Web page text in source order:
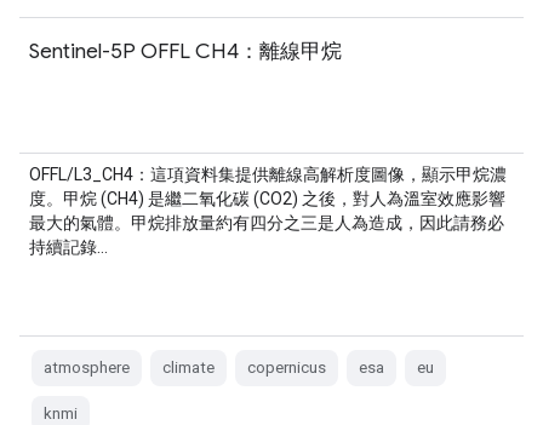
Sentinel-5P OFFL CH4：離線甲烷
OFFL/L3_CH4：這項資料集提供離線高解析度圖像，顯示甲烷濃
度。甲烷 (CH4) 是繼二氧化碳 (CO2) 之後，對人為溫室效應影響
最大的氣體。甲烷排放量約有四分之三是人為造成，因此請務必
持續記錄…
atmosphere climate copernicus esa eu
knmi